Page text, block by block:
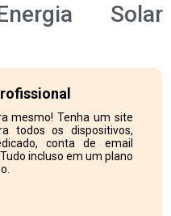
Solar
mesmo! Tenha um site
todos os dispositivos,
conta de email
incluso em um plano